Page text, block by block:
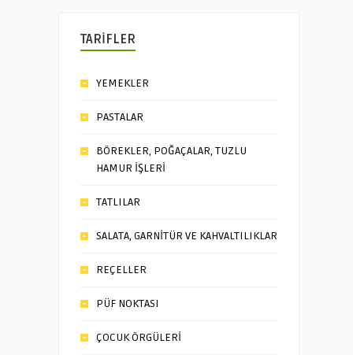
TARİFLER
YEMEKLER
PASTALAR
BÖREKLER, POĞAÇALAR, TUZLU
HAMUR İŞLERİ
TATLILAR
SALATA, GARNİTÜR VE KAHVALTILIKLAR
REÇELLER
PÜF NOKTASI
ÇOCUK ÖRGÜLERİ